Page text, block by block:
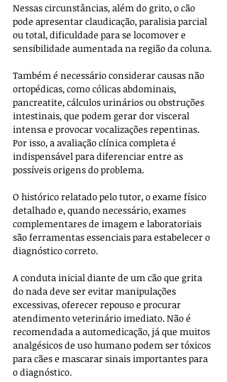
Nessas circunstâncias, além do grito, o cão
pode apresentar claudicação, paralisia parcial
ou total, dificuldade para se locomover e
sensibilidade aumentada na região da coluna.
Também é necessário considerar causas não
ortopédicas, como cólicas abdominais,
pancreatite, cálculos urinários ou obstruções
intestinais, que podem gerar dor visceral
intensa e provocar vocalizações repentinas.
Por isso, a avaliação clínica completa é
indispensável para diferenciar entre as
possíveis origens do problema.
O histórico relatado pelo tutor, o exame físico
detalhado e, quando necessário, exames
complementares de imagem e laboratoriais
são ferramentas essenciais para estabelecer o
diagnóstico correto.
A conduta inicial diante de um cão que grita
do nada deve ser evitar manipulações
excessivas, oferecer repouso e procurar
atendimento veterinário imediato. Não é
recomendada a automedicação, já que muitos
analgésicos de uso humano podem ser tóxicos
para cães e mascarar sinais importantes para
o diagnóstico.